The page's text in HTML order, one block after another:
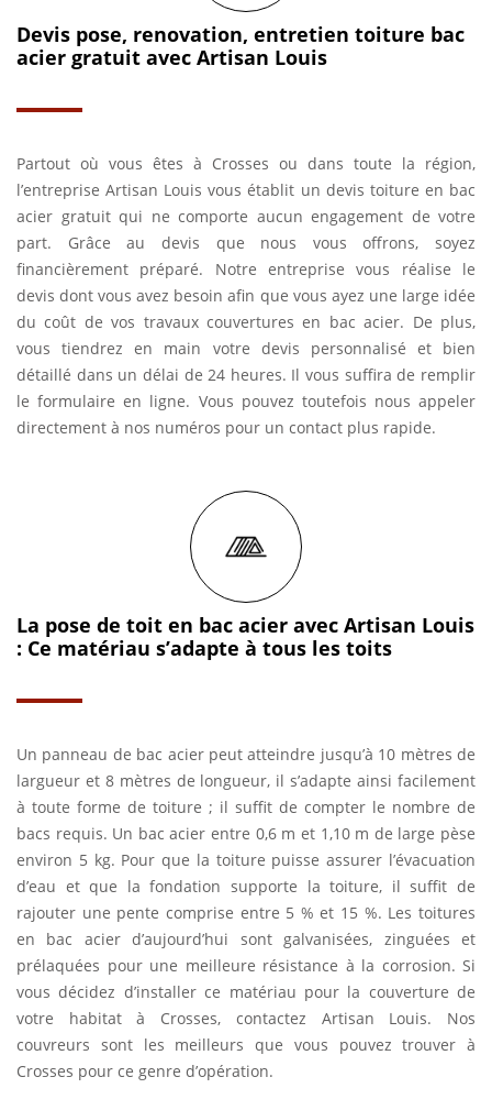
Devis pose, renovation, entretien toiture bac
acier gratuit avec Artisan Louis
Partout où vous êtes à Crosses ou dans toute la région,
l’entreprise Artisan Louis vous établit un devis toiture en bac
acier gratuit qui ne comporte aucun engagement de votre
part. Grâce au devis que nous vous offrons, soyez
financièrement préparé. Notre entreprise vous réalise le
devis dont vous avez besoin afin que vous ayez une large idée
du coût de vos travaux couvertures en bac acier. De plus,
vous tiendrez en main votre devis personnalisé et bien
détaillé dans un délai de 24 heures. Il vous suffira de remplir
le formulaire en ligne. Vous pouvez toutefois nous appeler
directement à nos numéros pour un contact plus rapide.
La pose de toit en bac acier avec Artisan Louis
: Ce matériau s’adapte à tous les toits
Un panneau de bac acier peut atteindre jusqu’à 10 mètres de
largueur et 8 mètres de longueur, il s’adapte ainsi facilement
à toute forme de toiture ; il suffit de compter le nombre de
bacs requis. Un bac acier entre 0,6 m et 1,10 m de large pèse
environ 5 kg. Pour que la toiture puisse assurer l’évacuation
d’eau et que la fondation supporte la toiture, il suffit de
rajouter une pente comprise entre 5 % et 15 %. Les toitures
en bac acier d’aujourd’hui sont galvanisées, zinguées et
prélaquées pour une meilleure résistance à la corrosion. Si
vous décidez d’installer ce matériau pour la couverture de
votre habitat à Crosses, contactez Artisan Louis. Nos
couvreurs sont les meilleurs que vous pouvez trouver à
Crosses pour ce genre d’opération.